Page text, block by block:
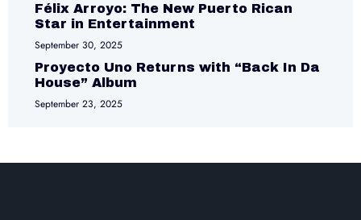
Félix Arroyo: The New Puerto Rican
Star in Entertainment
September 30, 2025
Proyecto Uno Returns with “Back In Da
House” Album
September 23, 2025